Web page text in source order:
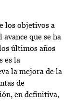
los objetivos a
que se ha
últimos años
es la
la mejora de la
de
en definitiva,